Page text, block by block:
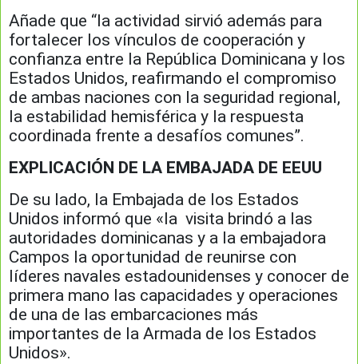
Añade que “la actividad sirvió además para
fortalecer los vínculos de cooperación y
confianza entre la República Dominicana y los
Estados Unidos, reafirmando el compromiso
de ambas naciones con la seguridad regional,
la estabilidad hemisférica y la respuesta
coordinada frente a desafíos comunes”.
EXPLICACIÓN DE LA EMBAJADA DE EEUU
De su lado, la Embajada de los Estados
Unidos informó que «la visita brindó a las
autoridades dominicanas y a la embajadora
Campos la oportunidad de reunirse con
líderes navales estadounidenses y conocer de
primera mano las capacidades y operaciones
de una de las embarcaciones más
importantes de la Armada de los Estados
Unidos».